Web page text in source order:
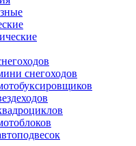
снегоходов